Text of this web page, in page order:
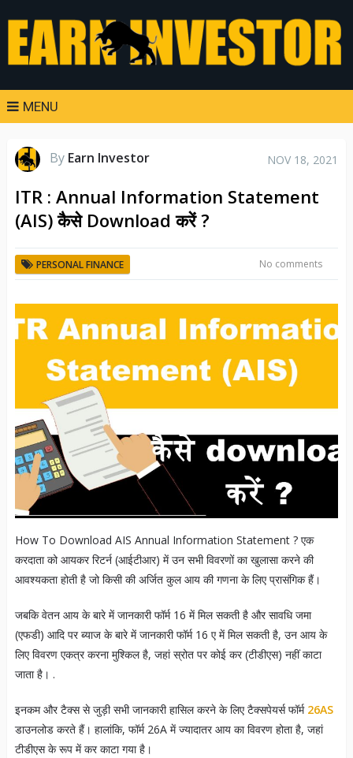
MENU
By Earn Investor NOV 18, 2021
ITR : Annual Information Statement
(AIS) कैसे Download करें ?
PERSONAL FINANCE No comments
How To Download AIS Annual Information Statement ? एक
करदाता को आयकर रिटर्न (आईटीआर) में उन सभी विवरणों का खुलासा करने की
आवश्यकता होती है जो किसी की अर्जित कुल आय की गणना के लिए प्रासंगिक हैं।
जबकि वेतन आय के बारे में जानकारी फॉर्म 16 में मिल सकती है और सावधि जमा
(एफडी) आदि पर ब्याज के बारे में जानकारी फॉर्म 16 ए में मिल सकती है, उन आय के
लिए विवरण एकत्र करना मुश्किल है, जहां स्रोत पर कोई कर (टीडीएस) नहीं काटा
जाता है। .
इनकम और टैक्स से जुड़ी सभी जानकारी हासिल करने के लिए टैक्सपेयर्स फॉर्म 26AS
डाउनलोड करते हैं। हालांकि, फॉर्म 26A में ज्यादातर आय का विवरण होता है, जहां
टीडीएस के रूप में कर काटा गया है।